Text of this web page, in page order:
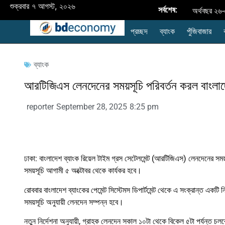
শুক্রবার ৭ আগস্ট, ২০২৬ সর্বশেষ: অর্থবছর
উন্নয়নশীল
ব্যাংক
প্রচ্ছদ ব্যাংক পুঁজিবাজার
ব্যাংক
আরটিজিএস লেনদেনের সময়সূচি পরিবর্তন করল
reporter September 28, 2025 8:25 pm
ঢাকা: বাংলাদেশ ব্যাংক রিয়েল টাইম গ্রস সেটেলমেন্ট (আরটিজিএস) লেনদেনের
সময়সূচি আগামী ৫ অক্টোবর থেকে কার্যকর হবে।
রোববার বাংলাদেশ ব্যাংকের পেমেন্ট সিস্টেমস ডিপার্টমেন্ট থেকে এ সংক্রান্ত
সময়সূচি অনুযায়ী লেনদেন সম্পন্ন হবে।
নতুন নির্দেশনা অনুযায়ী, গ্রাহক লেনদেন সকাল ১০টা থেকে বিকেল ৫টা পর্যন্ত